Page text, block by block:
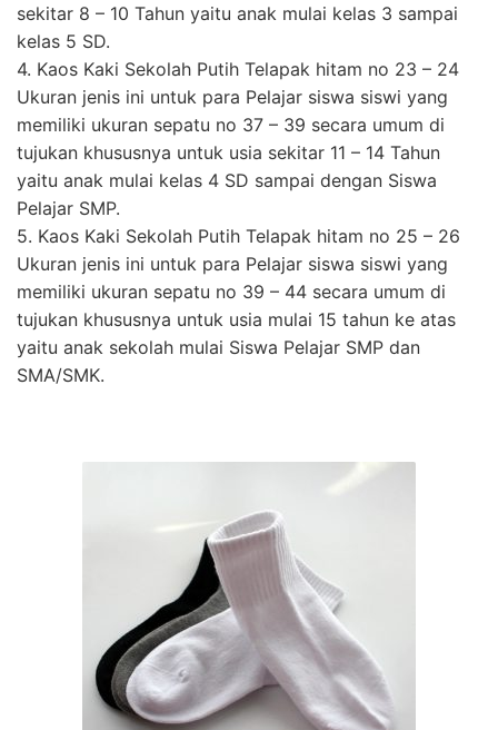
sekitar 8 – 10 Tahun yaitu anak mulai kelas 3 sampai
kelas 5 SD.
4. Kaos Kaki Sekolah Putih Telapak hitam no 23 – 24
Ukuran jenis ini untuk para Pelajar siswa siswi yang
memiliki ukuran sepatu no 37 – 39 secara umum di
tujukan khususnya untuk usia sekitar 11 – 14 Tahun
yaitu anak mulai kelas 4 SD sampai dengan Siswa
Pelajar SMP.
5. Kaos Kaki Sekolah Putih Telapak hitam no 25 – 26
Ukuran jenis ini untuk para Pelajar siswa siswi yang
memiliki ukuran sepatu no 39 – 44 secara umum di
tujukan khususnya untuk usia mulai 15 tahun ke atas
yaitu anak sekolah mulai Siswa Pelajar SMP dan
SMA/SMK.